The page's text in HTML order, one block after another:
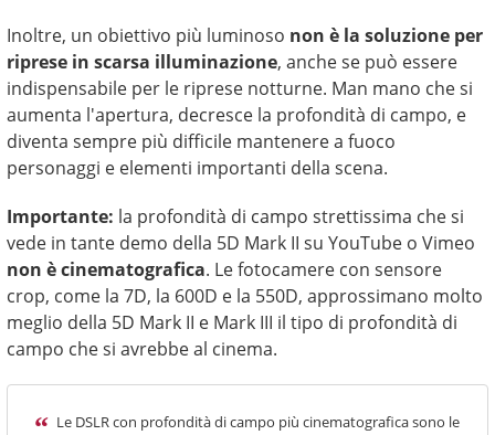
Inoltre, un obiettivo più luminoso non è la soluzione per
riprese in scarsa illuminazione, anche se può essere
indispensabile per le riprese notturne. Man mano che si
aumenta l'apertura, decresce la profondità di campo, e
diventa sempre più difficile mantenere a fuoco
personaggi e elementi importanti della scena.
Importante: la profondità di campo strettissima che si
vede in tante demo della 5D Mark II su YouTube o Vimeo
non è cinematografica. Le fotocamere con sensore
crop, come la 7D, la 600D e la 550D, approssimano molto
meglio della 5D Mark II e Mark III il tipo di profondità di
campo che si avrebbe al cinema.
Le DSLR con profondità di campo più cinematografica sono le